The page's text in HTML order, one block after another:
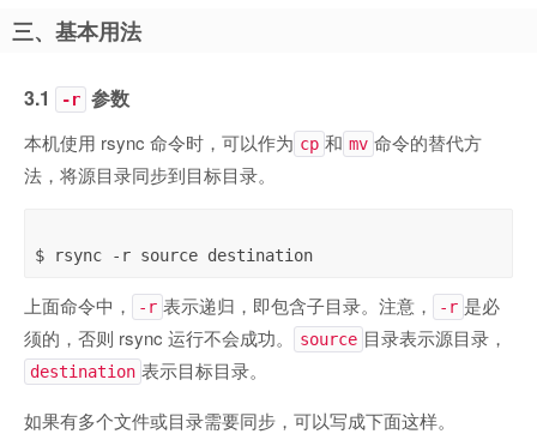
三、基本用法
3.1 -r 参数
本机使用 rsync 命令时，可以作为 cp 和 mv 命令的替代方
法，将源目录同步到目标目录。
上面命令中， -r 表示递归，即包含子目录。注意， -r 是必
须的，否则 rsync 运行不会成功。
source 目录表示源目录，
destination 表示目标目录。
如果有多个文件或目录需要同步，可以写成下面这样。